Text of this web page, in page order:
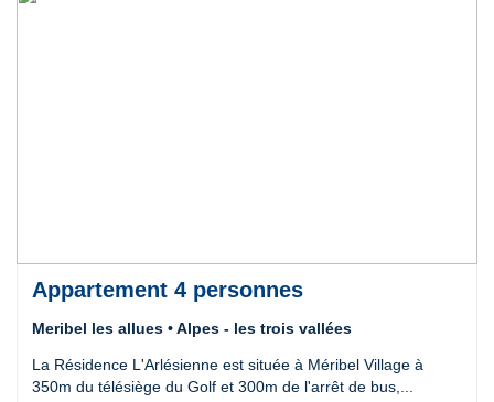
Appartement 4 personnes
Meribel les allues • Alpes - les trois vallées
La Résidence L'Arlésienne est située à Méribel Village à
350m du télésiège du Golf et 300m de l'arrêt de bus,...